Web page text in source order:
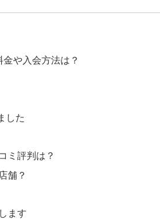
や入会方法は？
した
ミ評判は？
舗？
ます